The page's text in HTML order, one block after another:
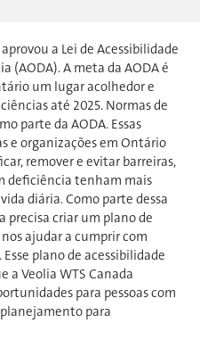
a Lei de Acessibilidade
(AODA). A meta da AODA é
um lugar acolhedor e
até 2025. Normas de
parte da AODA. Essas
e organizações em Ontário
remover e evitar barreiras,
deficiência tenham mais
diária. Como parte dessa
precisa criar um plano de
ajudar a cumprir com
plano de acessibilidade
a Veolia WTS Canada
para pessoas com
para